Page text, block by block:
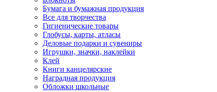
Бумага и бумажная продукция
Все для творчества
Гигиенические товары
Глобусы, карты, атласы
Деловые подарки и сувениры
Игрушки, значки, наклейки
Клей
Книги канцелярские
Наградная продукция
Обложки школьные